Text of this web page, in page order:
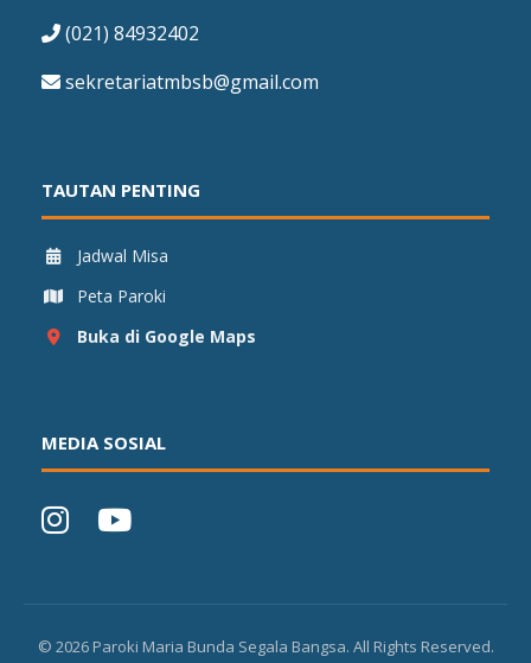
(021) 84932402
sekretariatmbsb@gmail.com
TAUTAN PENTING
Jadwal Misa
Peta Paroki
Buka di Google Maps
MEDIA SOSIAL
© 2026Paroki Maria Bunda Segala Bangsa. All Rights Reserved.